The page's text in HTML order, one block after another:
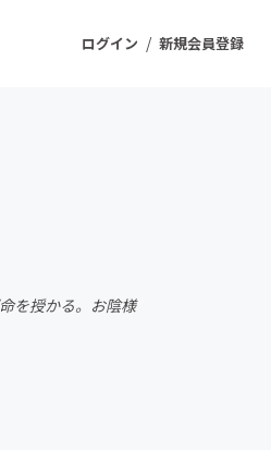
ログイン / 新規会員登録
を授かる。お陰様